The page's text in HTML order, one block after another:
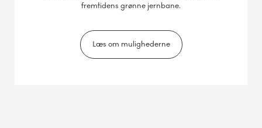
fremtidens grønne jernbane.
Læs om mulighederne